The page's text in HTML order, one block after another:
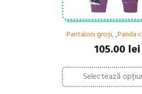
Pantaloni groși, „Panda
105.00 lei
Selectează